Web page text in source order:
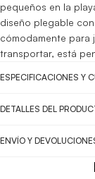
pequeños en la
diseño plegable
cómodamente para
transportar, está
ESPECIFICACIONES Y
DETALLES DEL
ENVÍO Y